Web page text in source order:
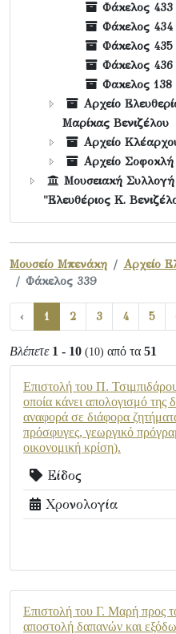
Φάκελος 433
Φάκελος 434
Φάκελος 435
Φάκελος 436
Φακελος 138
Αρχείο
Μαρίκας Βενιζέλου
Αρχείο
Αρχείο Σοφοκλή
Μουσειακή
"Ελευθέριος Κ.
Μουσείο Μπενάκη
Αρχείο
Φάκελος 339
‹ 1 2 3 4 5
Βλέπετε 1 - 10 (10) από τα 51
Επιστολή του Π.
οποία κάνει απολογισμό της
αναφορά σε διάφορα
πρόσφυγες, γεωργικό
οικονομική κρίση).
Είδος
Χρονολογία
Επιστολή του Γ. Μαρή προς
αποστολή δαπανών και